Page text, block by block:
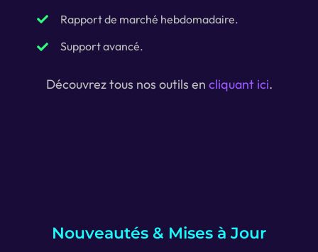
Rapport de marché hebdomadaire.
Support avancé.
Découvrez tous nos outils en cliquant ici.
Nouveautés & Mises à Jour